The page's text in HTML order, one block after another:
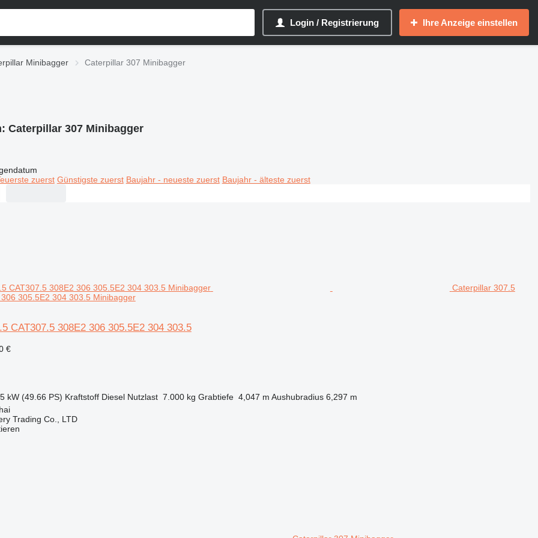
Login / Registrierung Ihre Anzeige einstellen
Minibagger Caterpillar 307 Minibagger
Caterpillar 307 Minibagger
zuerst Günstigste zuerst Baujahr - neueste zuerst Baujahr - älteste zuerst
Caterpillar 307.5
305.5E2 304 303.5 Minibagger
CAT307.5 308E2 306 305.5E2 304 303.5
€
kW (49.66 PS) Kraftstoff Diesel Nutzlast 7.000 kg Grabtiefe 4,047 m Aushubradius 6,297 m
Trading Co., LTD